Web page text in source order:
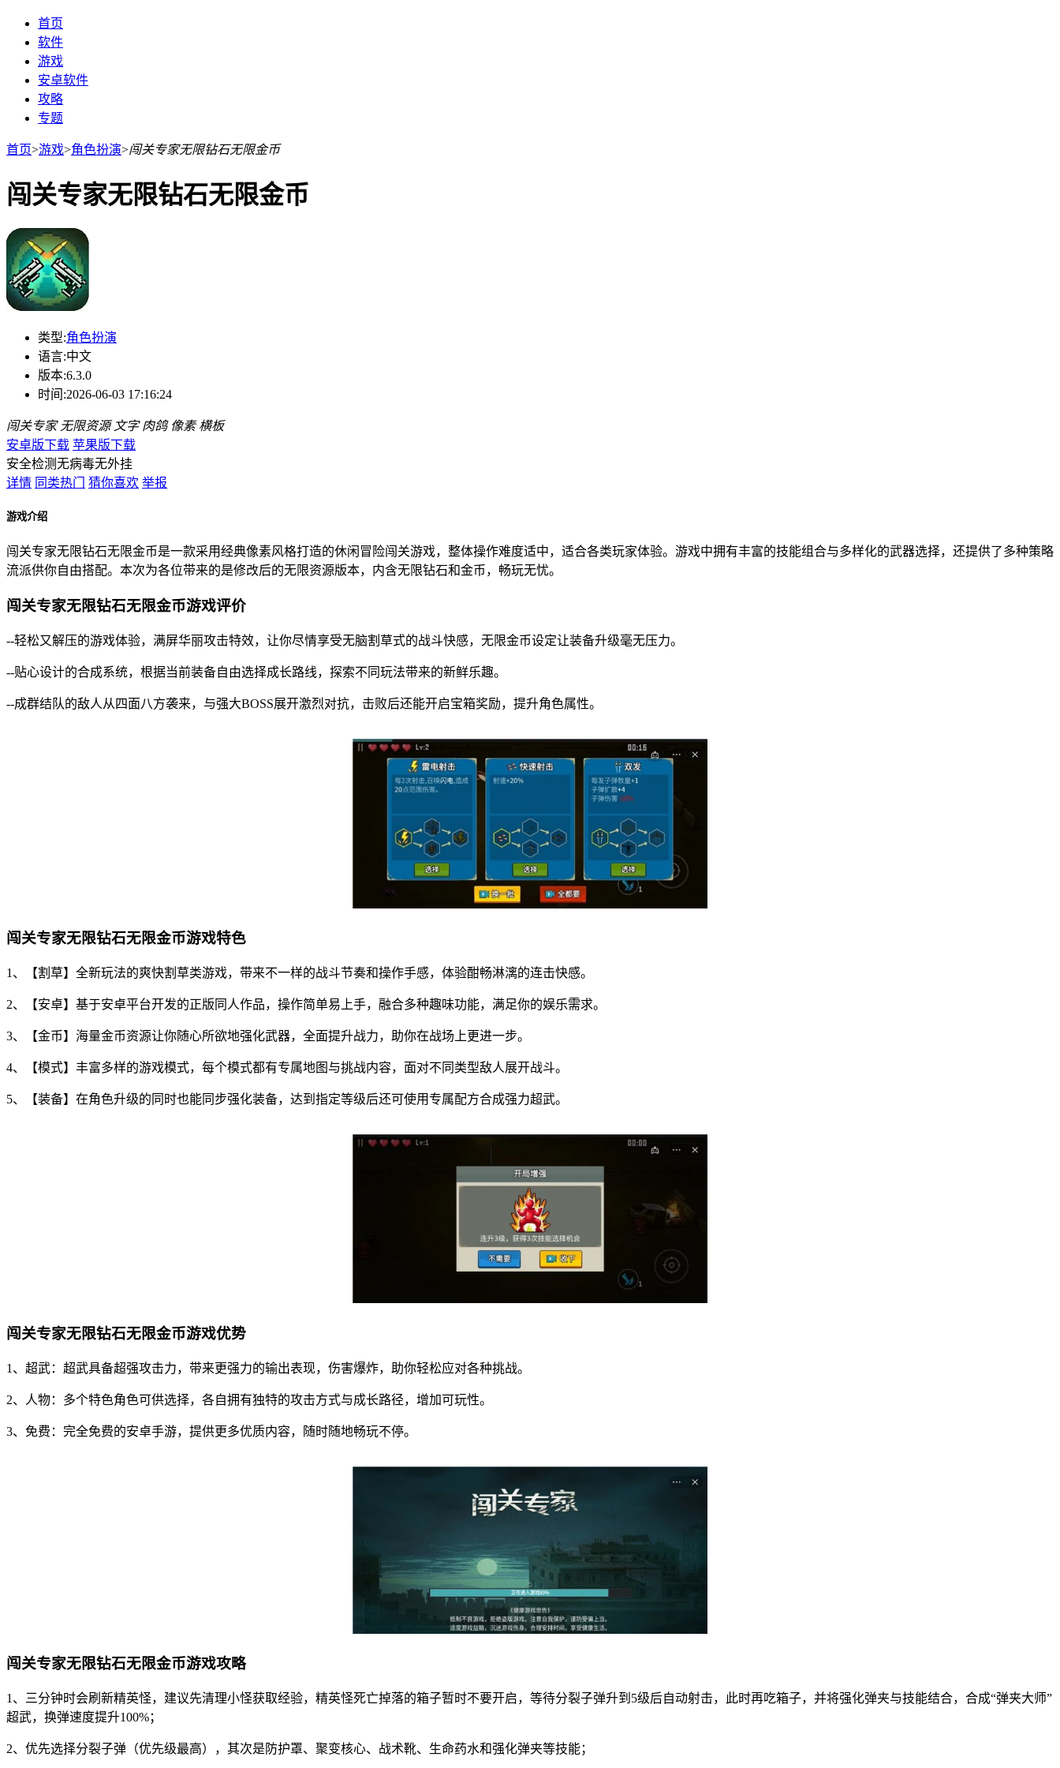
首页
软件
游戏
安卓软件
攻略
专题
首页>游戏>角色扮演>闯关专家无限钻石无限金币
闯关专家无限钻石无限金币
类型:角色扮演
语言:中文
版本:6.3.0
时间:2026-06-03 17:16:24
闯关专家 无限资源 文字 肉鸽 像素 横板
安卓版下载 苹果版下载
安全检测无病毒无外挂
详情 同类热门 猜你喜欢 举报
游戏介绍
闯关专家无限钻石无限金币是一款采用经典像素风格打造的休闲冒险闯关游戏，整体操作难度适中，适合各类玩家体验。游戏中拥有丰富的技能组合与多样化的武器选择，还提供了多种策略
流派供你自由搭配。本次为各位带来的是修改后的无限资源版本，内含无限钻石和金币，畅玩无忧。
闯关专家无限钻石无限金币游戏评价
--轻松又解压的游戏体验，满屏华丽攻击特效，让你尽情享受无脑割草式的战斗快感，无限金币设定让装备升级毫无压力。
--贴心设计的合成系统，根据当前装备自由选择成长路线，探索不同玩法带来的新鲜乐趣。
--成群结队的敌人从四面八方袭来，与强大BOSS展开激烈对抗，击败后还能开启宝箱奖励，提升角色属性。
闯关专家无限钻石无限金币游戏特色
1、【割草】全新玩法的爽快割草类游戏，带来不一样的战斗节奏和操作手感，体验酣畅淋漓的连击快感。
2、【安卓】基于安卓平台开发的正版同人作品，操作简单易上手，融合多种趣味功能，满足你的娱乐需求。
3、【金币】海量金币资源让你随心所欲地强化武器，全面提升战力，助你在战场上更进一步。
4、【模式】丰富多样的游戏模式，每个模式都有专属地图与挑战内容，面对不同类型敌人展开战斗。
5、【装备】在角色升级的同时也能同步强化装备，达到指定等级后还可使用专属配方合成强力超武。
闯关专家无限钻石无限金币游戏优势
1、超武：超武具备超强攻击力，带来更强力的输出表现，伤害爆炸，助你轻松应对各种挑战。
2、人物：多个特色角色可供选择，各自拥有独特的攻击方式与成长路径，增加可玩性。
3、免费：完全免费的安卓手游，提供更多优质内容，随时随地畅玩不停。
闯关专家无限钻石无限金币游戏攻略
1、三分钟时会刷新精英怪，建议先清理小怪获取经验，精英怪死亡掉落的箱子暂时不要开启，等待分裂子弹升到5级后自动射击，此时再吃箱子，并将强化弹夹与技能结合，合成“弹夹大师”
超武，换弹速度提升100%；
2、优先选择分裂子弹（优先级最高），其次是防护罩、聚变核心、战术靴、生命药水和强化弹夹等技能；